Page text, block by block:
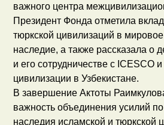
важного центра
Президент Фонда отметила
тюркской цивилизаций в мировое
наследие, а также рассказала о
и его сотрудничестве с ICESCO
цивилизации в Узбекистане.
В завершение Актоты
важность объединения усилий
наследия исламской и тюркской